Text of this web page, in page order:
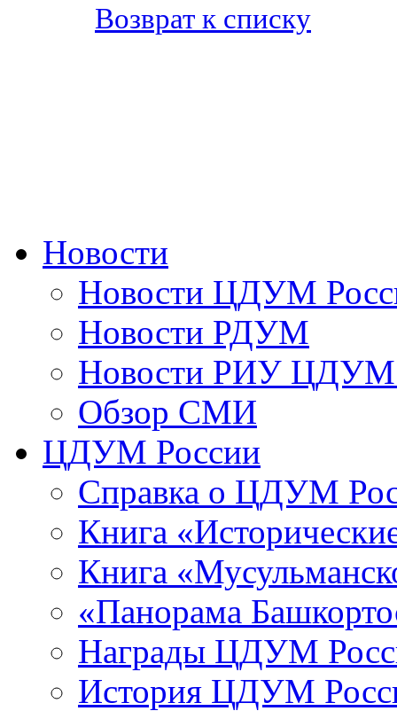
Возврат к списку
Новости
Новости ЦДУМ
Новости РДУМ
Новости РИУ ЦДУМ
Обзор СМИ
ЦДУМ России
Справка о ЦДУМ
Книга
Книга
«Панорама
Награды ЦДУМ
История ЦДУМ